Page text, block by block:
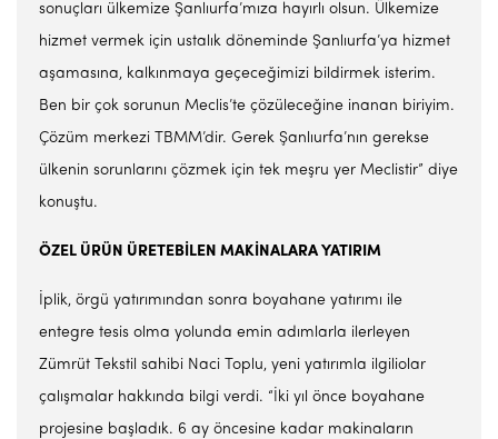
sonuçları ülkemize Şanlıurfa’mıza hayırlı olsun. Ülkemize
hizmet vermek için ustalık döneminde Şanlıurfa’ya hizmet
aşamasına, kalkınmaya geçeceğimizi bildirmek isterim.
Ben bir çok sorunun Meclis’te çözüleceğine inanan biriyim.
Çözüm merkezi TBMM’dir. Gerek Şanlıurfa’nın gerekse
ülkenin sorunlarını çözmek için tek meşru yer Meclistir” diye
konuştu.
ÖZEL ÜRÜN ÜRETEBİLEN MAKİNALARA YATIRIM
İplik, örgü yatırımından sonra boyahane yatırımı ile
entegre tesis olma yolunda emin adımlarla ilerleyen
Zümrüt Tekstil sahibi Naci Toplu, yeni yatırımla ilgiliolar
çalışmalar hakkında bilgi verdi. “İki yıl önce boyahane
projesine başladık. 6 ay öncesine kadar makinaların